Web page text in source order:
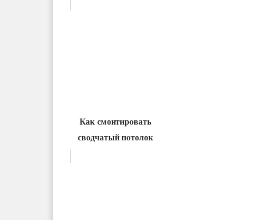
Как смонтировать
сводчатый потолок